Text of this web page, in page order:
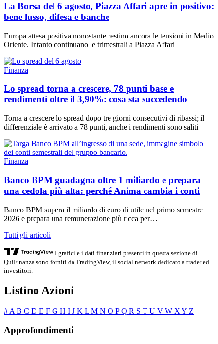
La Borsa del 6 agosto, Piazza Affari apre in positivo:
bene lusso, difesa e banche
Europa attesa positiva nonostante restino ancora le tensioni in Medio
Oriente. Intanto continuano le trimestrali a Piazza Affari
Finanza
Lo spread torna a crescere, 78 punti base e
rendimenti oltre il 3,90%: cosa sta succedendo
Torna a crescere lo spread dopo tre giorni consecutivi di ribassi; il
differenziale è arrivato a 78 punti, anche i rendimenti sono saliti
Finanza
Banco BPM guadagna oltre 1 miliardo e prepara
una cedola più alta: perché Anima cambia i conti
Banco BPM supera il miliardo di euro di utile nel primo semestre
2026 e prepara una remunerazione più ricca per…
Tutti gli articoli
I grafici e i dati finanziari presenti in questa sezione di
QuiFinanza sono forniti da TradingView, il social network dedicato a trader ed
investitori.
Listino Azioni
# A B C D E F G H I J K L M N O PQ R S T U V W X Y Z
Approfondimenti